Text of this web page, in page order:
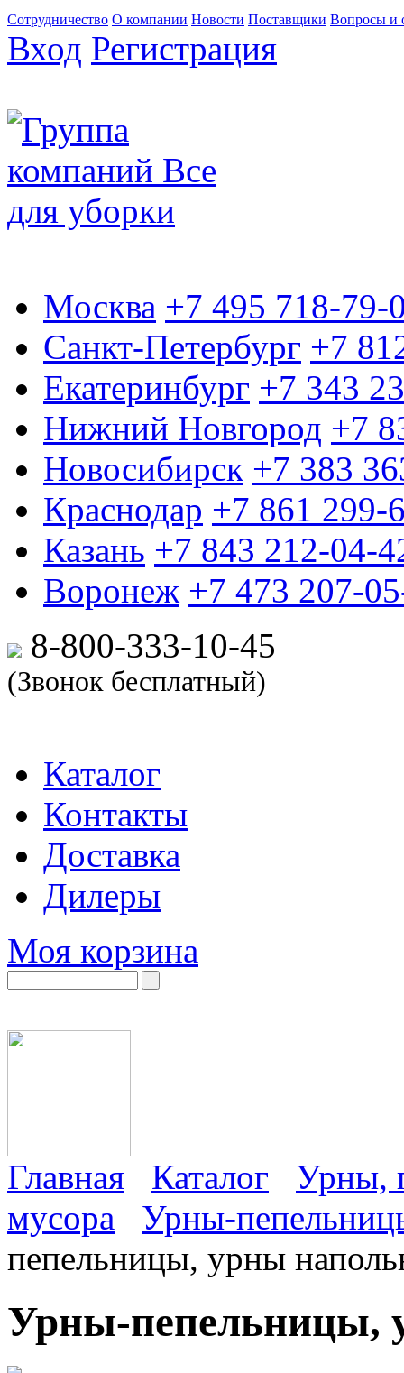
Сотрудничество О компании Новости Поставщики Вопросы и
Вход Регистрация
Москва +7 495 718-79-
Санкт-Петербург +7
Екатеринбург +7 343
Нижний Новгород +7
Новосибирск +7 383
Краснодар +7 861 299-
Казань +7 843 212-04-
Воронеж +7 473 207-
8-800-333-10-45
(Звонок бесплатный)
Каталог
Контакты
Доставка
Дилеры
Моя корзина
Главная Каталог
Урны,
мусора
Урны-
пепельницы, урны
Урны-пепельницы,